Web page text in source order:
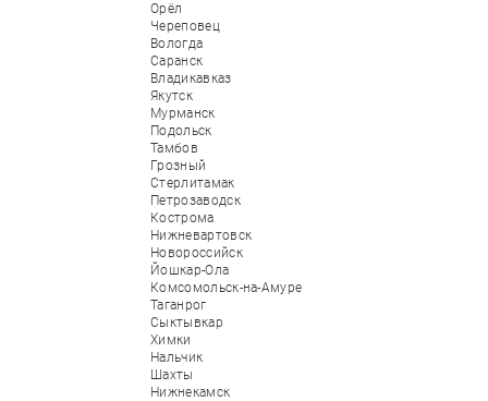
Орёл
Череповец
Вологда
Саранск
Владикавказ
Якутск
Мурманск
Подольск
Тамбов
Грозный
Стерлитамак
Петрозаводск
Кострома
Нижневартовск
Новороссийск
Йошкар-Ола
Комсомольск-на-Амуре
Таганрог
Сыктывкар
Химки
Нальчик
Шахты
Нижнекамск